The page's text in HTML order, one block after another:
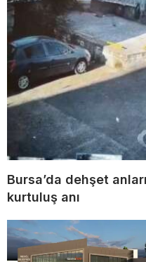
Bursa’da dehşet
kurtuluş anı